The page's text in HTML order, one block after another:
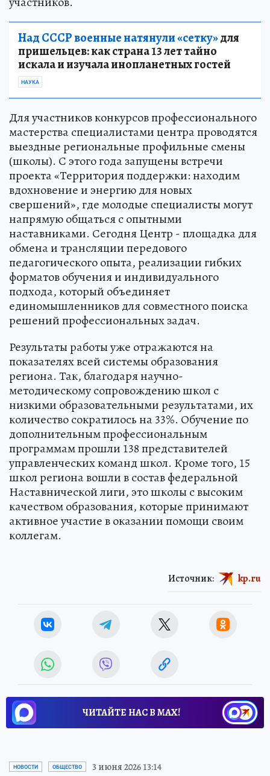
Над СССР военные натянули «сетку»для
пришельцев: как страна 13 лет тайно
искала и изучала инопланетных гостей
НАУКА
Для участников конкурсов профессионального
мастерства специалистами центра проводятся
выездные региональные профильные смены
(школы). С этого года запущены встречи
проекта «Территория поддержки: находим
вдохновение и энергию для новых
свершений», где молодые специалисты могут
напрямую общаться с опытными
наставниками. Сегодня Центр - площадка для
обмена и трансляции передового
педагогического опыта, реализации гибких
форматов обучения и индивидуального
подхода, который объединяет
единомышленников для совместного поиска
решений профессиональных задач.
Результаты работы уже отражаются на
показателях всей системы образования
региона. Так, благодаря научно-
методическому сопровождению школ с
низкими образовательными результатами, их
количество сократилось на 33%. Обучение по
дополнительным профессиональным
программам прошли 138 представителей
управленческих команд школ. Кроме того, 15
школ региона вошли в состав федеральной
Наставнической лиги, это школы с высоким
качеством образования, которые принимают
активное участие в оказании помощи своим
коллегам.
Источник: kp.ru
ЧИТАЙТЕ НАС В МАХ!
НОВОСТИ ОБЩЕСТВО 3 июня 2026 13:14